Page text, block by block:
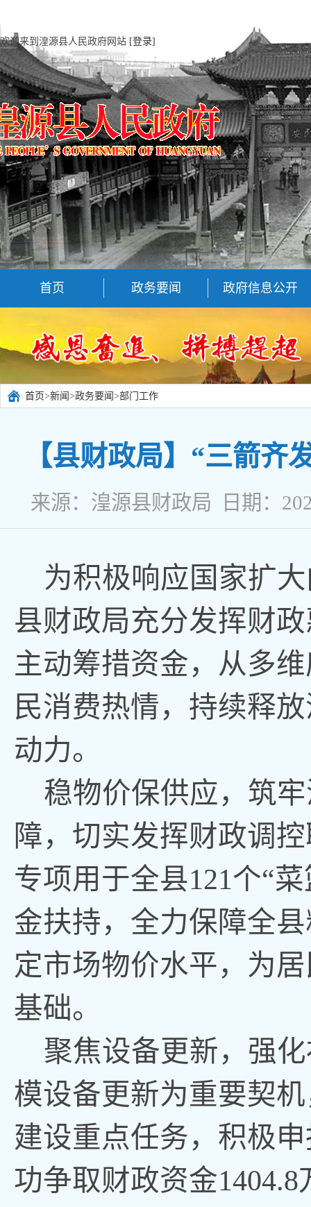
欢迎来到湟源县人民政府网站 [登录]
首页 政务要闻 政府信息公开
首页>新闻 >政务要闻 >部门工作
【县财政局】“三箭齐
来源：湟源县财政局 日期：
为积极响应国家扩
县财政局充分发挥财
主动筹措资金，从多
民消费热情，持续释
动力。
稳物价保供应， 筑
障， 切实发挥财政调
专项用于全县121个“
金扶持， 全力保障全
定市场物价水平， 为
基础。
聚焦设备更新， 强
模设备更新为重要契机
建设重点任务， 积极
功争取财政资金1404.8